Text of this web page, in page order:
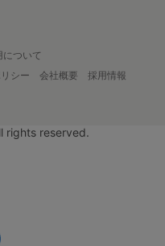
ついて
シー 会社概要
採用情報
rights reserved.